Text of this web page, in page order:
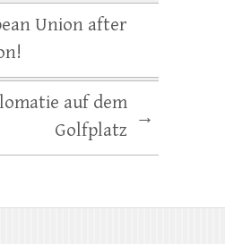
Union after
auf dem
Golfplatz
→